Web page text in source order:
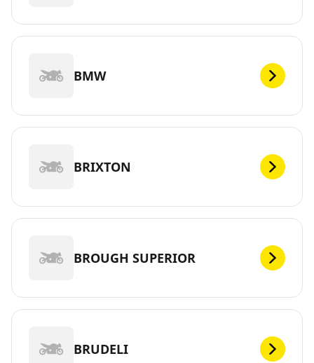
BMW
BRIXTON
BROUGH SUPERIOR
BRUDELI